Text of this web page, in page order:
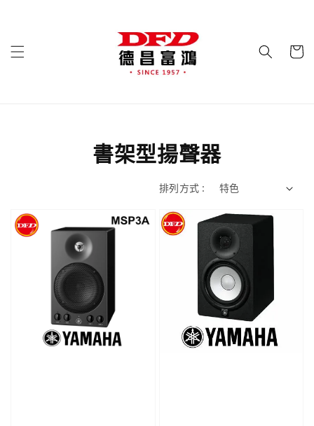
書架型揚聲器
排列方式 :